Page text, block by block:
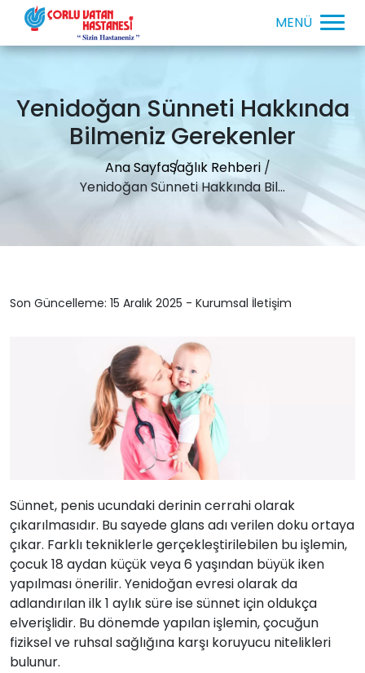
Yenidoğan Sünneti Hakkında
Bilmeniz Gerekenler
Ana SayfaSağlık Rehberi
Yenidoğan Sünneti Hakkında Bil...
Son Güncelleme: 15 Aralık 2025 - Kurumsal İletişim
Sünnet, penis ucundaki derinin cerrahi olarak
çıkarılmasıdır. Bu sayede glans adı verilen doku ortaya
çıkar. Farklı tekniklerle gerçekleştirilebilen bu işlemin,
çocuk 18 aydan küçük veya 6 yaşından büyük iken
yapılması önerilir. Yenidoğan evresi olarak da
adlandırılan ilk 1 aylık süre ise sünnet için oldukça
elverişlidir. Bu dönemde yapılan işlemin, çocuğun
fiziksel ve ruhsal sağlığına karşı koruyucu nitelikleri
bulunur.